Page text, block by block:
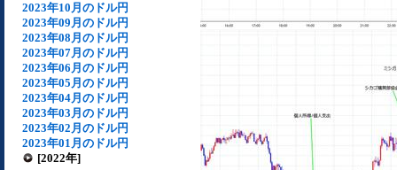
2023年10月のドル円
2023年09月のドル円
2023年08月のドル円
2023年07月のドル円
2023年06月のドル円
2023年05月のドル円
2023年04月のドル円
2023年03月のドル円
2023年02月のドル円
2023年01月のドル円
[2022年]